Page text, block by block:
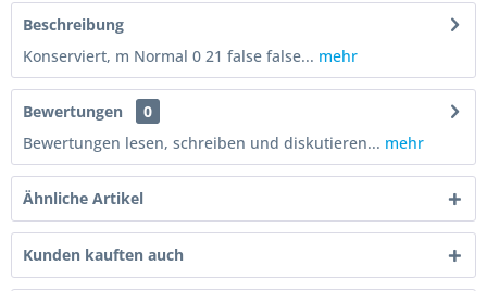
Beschreibung
Konserviert, m Normal 0 21 false false... mehr
Bewertungen
0
Bewertungen lesen, schreiben und diskutieren... mehr
Ähnliche Artikel
Kunden kauften auch